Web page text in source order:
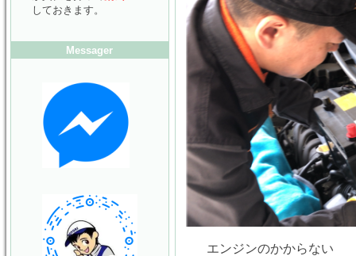
エンジンのかからない
しておきます。
Messager